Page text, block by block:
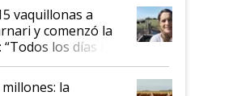
vaquillonas a
y comenzó la
los días le
productor”
la